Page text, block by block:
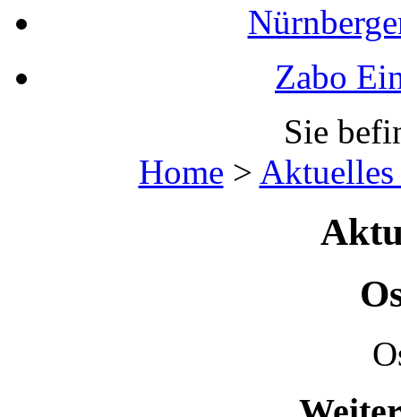
Zabo
Sie
Home > Aktuelles